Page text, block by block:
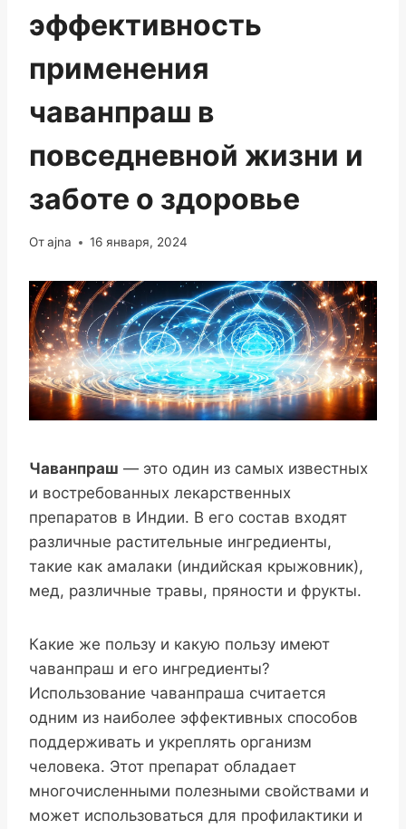
эффективность
применения
чаванпраш в
повседневной жизни и
заботе о здоровье
Отajna 16 января, 2024
Чаванпраш — это один из самых известных
и востребованных лекарственных
препаратов в Индии. В его состав входят
различные растительные ингредиенты,
такие как амалаки (индийская крыжовник),
мед, различные травы, пряности и фрукты.
Какие же пользу и какую пользу имеют
чаванпраш и его ингредиенты?
Использование чаванпраша считается
одним из наиболее эффективных способов
поддерживать и укреплять организм
человека. Этот препарат обладает
многочисленными полезными свойствами и
может использоваться для профилактики и